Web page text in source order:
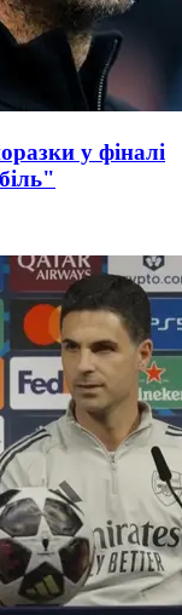
у фіналі